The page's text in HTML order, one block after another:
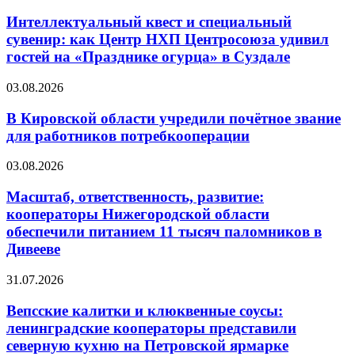
Интеллектуальный квест и специальный
сувенир: как Центр НХП Центросоюза удивил
гостей на «Празднике огурца» в Суздале
03.08.2026
В Кировской области учредили почётное звание
для работников потребкооперации
03.08.2026
Масштаб, ответственность, развитие:
кооператоры Нижегородской области
обеспечили питанием 11 тысяч паломников в
Дивееве
31.07.2026
Вепсские калитки и клюквенные соусы:
ленинградские кооператоры представили
северную кухню на Петровской ярмарке